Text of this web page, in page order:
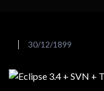
30/12/1899